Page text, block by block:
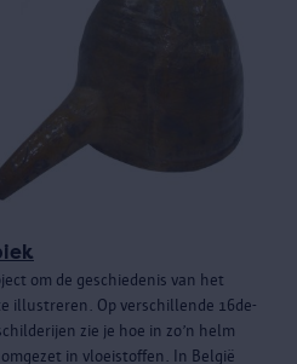
om de geschiedenis van het
illustreren. Op verschillende 16de-
zie je hoe in zo’n helm
in vloeistoffen. In België